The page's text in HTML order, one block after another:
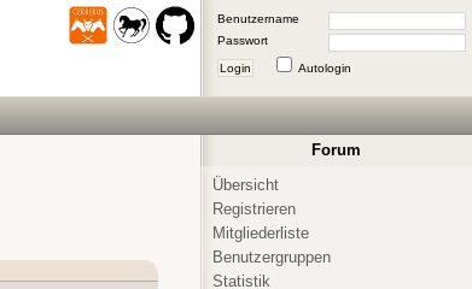
Benutzername
Passwort
Login Autologin
Forum
Übersicht
Registrieren
Mitgliederliste
Benutzergruppen
Statistik